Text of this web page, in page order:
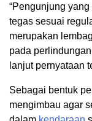
“Pengunjung
tegas sesuai
merupakan
pada
lanjut pernyataan
Sebagai bentuk
mengimbau agar